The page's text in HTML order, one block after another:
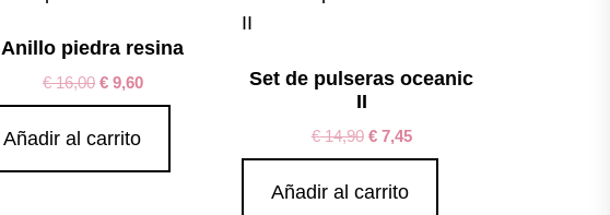
Anillo piedra resina
€16,00 €9,60
Añadir al carrito
Set de pulseras oceanic
II
€14,90 €7,45
Añadir al carrito